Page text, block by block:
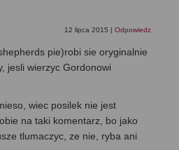
12 lipca 2015 | Odpowiedz
pie)robi sie oryginalnie
jesli wierzyc Gordonowi
wiec posilek nie jest
na taki komentarz, bo jako
tlumaczyc, ze nie, ryba ani